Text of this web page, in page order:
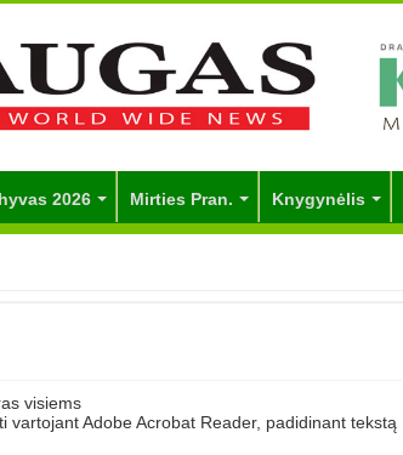
2026 Mirties Pran. Knygynėlis
visiems
Adobe Acrobat Reader, padidinant tekstą